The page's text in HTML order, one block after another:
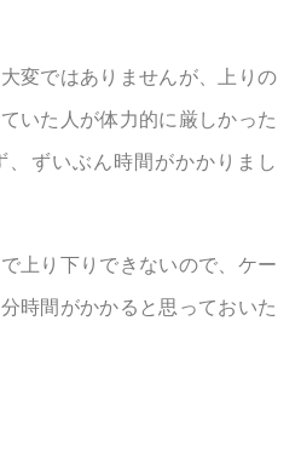
変ではありませんが、上りの
いた人が体力的に厳しかった
、ずいぶん時間がかかりまし
上り下りできないので、ケー
時間がかかると思っておいた